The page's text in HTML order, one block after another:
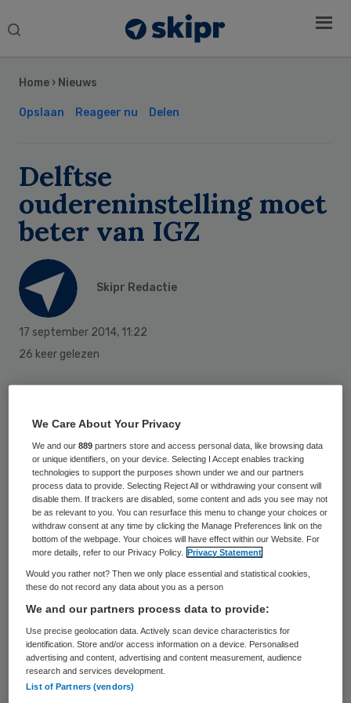
Search
Home › Nieuws
Opslaan Reageer nu Delen
Delftse
oudereninstelling moet
beter van IGZ
Skipr Redactie
17 september 2014, 11:22
26 keer gelezen
moet de zorg verbeteren, vindt de
Inspectie voor de Gezondheidszorg (IGZ).
Staatssecretaris Van Rijn heeft de
organisatie voor thuiszorg en welzijnswerk
voor ouderen met psychische of
lichamelijke problemen te verstaan gegeven
worden verbeterd. Doet de instelling dat
niet, dan volgt mogelijk een boete. De IGZ
maakte dat woensdag bekend.
Zo moet Senioren Respons zorgen dat er
Sidebar
We Care About Your Privacy
We and our889 partners store and access personal data, like browsing data
or unique identifiers, on your device. Selecting I Accept enables tracking
technologies to support the purposes shown under we and our partners
process data to provide. Selecting Reject All or withdrawing your consent will
disable them. If trackers are disabled, some content and ads you see may not
be as relevant to you. You can resurface this menu to change your choices or
withdraw consent at any time by clicking the Manage Preferences link on the
bottom of the webpage. Your choices will have effect within our Website. For
more details, refer to our Privacy Policy.
Privacy Statement
Would you rather not? Then we only place essential and statistical cookies,
these do not record any data about you as a person
We and our partners process data to provide:
Use precise geolocation data. Actively scan device characteristics for
identification. Store and/or access information on a device. Personalised
advertising and content, advertising and content measurement, audience
research and services development.
List of Partners (vendors)